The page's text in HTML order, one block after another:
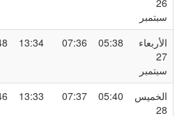
05:38
07:36
13:34
16:48
05:40
07:37
13:33
16:46